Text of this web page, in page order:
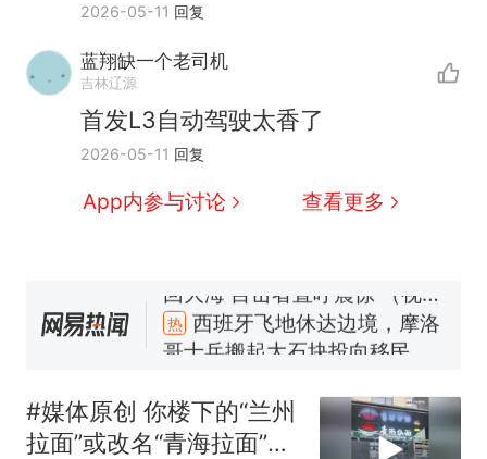
2026-05-11 回复
蓝翔缺一个老司机
吉林辽源
首发L3自动驾驶太香了
2026-05-11 回复
App内参与讨论 查看更多
争议，此前一天内数万人从摩
新 费大厨“全国小炒肉大王”称
号，仅凭视频评出？中国烹饪
协会回应
男子上山采菌偶然发现鸡枞菌
窝，原地守1天等它长大：挖了
140多朵
美国一场追捕行动中，一男子
在车辆行驶中爬上车顶跳舞。
（新京报）
“不想干了特提出辞职”，疑似
源；曾用手绘图做头像
来源：参考消息）
热 西班牙飞地休达边境，摩洛
哥士兵搬起大石块投向移民引
洛哥涌入西班牙
#媒体原创 你楼下的“兰州
拉面”或改名“青海拉面”，